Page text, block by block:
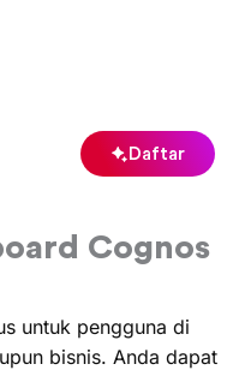
Daftar
Cognos
untuk pengguna di
bisnis. Anda dapat